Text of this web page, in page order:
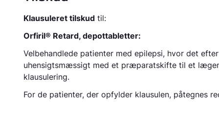
Klausuleret tilskud til:
Orfiril® Retard, depottabletter:
Velbehandlede patienter med epilepsi, hvor det
uhensigtsmæssigt med et præparatskifte til et
klausulering.
For de patienter, der opfylder klausulen, påtegnes